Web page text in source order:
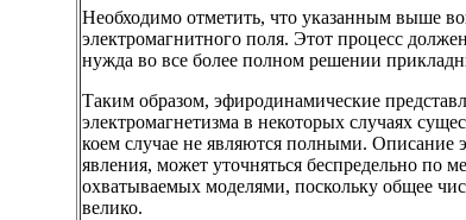
Необходимо отметить, что указанным выше
электромагнитного поля. Этот процесс
нужда во все более полном решении
Таким образом, эфиродинамические
электромагнетизма в некоторых случаях
коем случае не являются полными. Описание
явления, может уточняться беспредельно по
охватываемых моделями, поскольку общее
велико.